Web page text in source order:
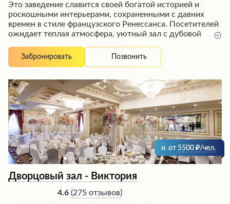
Это заведение славится своей богатой историей и
роскошными интерьерами, сохраненными с давних
времен в стиле французского Ренессанса. Посетителей
ожидает теплая атмосфера, уютный зал с дубовой
пианистов. Меню предлагает разнообразные блюда,
приготовленные с любовью и качественными
подача может слегка разочаровать. Тем не менее,
высокий уровень обслуживания, прекрасная атмосфера
и неповторимый колорит делают это место
излюбленным как для местных жителей, так и для
туристов.
Забронировать Позвонить
и от 5500 /чел.
Дворцовый зал - Виктория
4.6 (275 отзывов)